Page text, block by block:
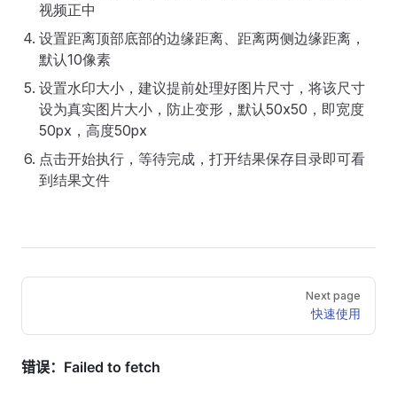
视频正中
设置距离顶部底部的边缘距离、距离两侧边缘距离，
默认10像素
设置水印大小，建议提前处理好图片尺寸，将该尺寸
设为真实图片大小，防止变形，默认50x50，即宽度
50px，高度50px
点击开始执行，等待完成，打开结果保存目录即可看
到结果文件
Pager
Next page
快速使用